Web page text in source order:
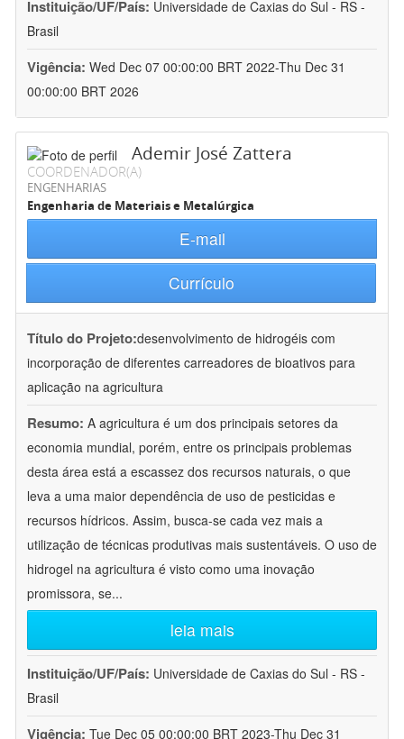
Instituição/UF/País: Universidade de Caxias do Sul - RS -
Brasil
Vigência: Wed Dec 07 00:00:00 BRT 2022-Thu Dec 31
00:00:00 BRT 2026
Ademir José Zattera
COORDENADOR(A)
ENGENHARIAS
Engenharia de Materiais e Metalúrgica
E-mail
Currículo
Título do Projeto:desenvolvimento de hidrogéis com
incorporação de diferentes carreadores de bioativos para
aplicação na agricultura
Resumo: A agricultura é um dos principais setores da
economia mundial, porém, entre os principais problemas
desta área está a escassez dos recursos naturais, o que
leva a uma maior dependência de uso de pesticidas e
recursos hídricos. Assim, busca-se cada vez mais a
utilização de técnicas produtivas mais sustentáveis. O uso de
hidrogel na agricultura é visto como uma inovação
promissora, se...
leia mais
Instituição/UF/País: Universidade de Caxias do Sul - RS -
Brasil
Vigência: Tue Dec 05 00:00:00 BRT 2023-Thu Dec 31